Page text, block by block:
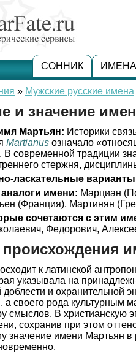
СОННИК ИМЕНА
» Мужские русские имена
и значение
Мартьян: Историки
Martianus означало
современной традиции
стержня,
ласкательные
имени: Марциан
(Франция), Мартинян
сочетаются с этим
Федорович,
происхождения
к латинской
указывала на
и охранительной
своего рода культурным
смыслов. В христианскую
сохранив при этом
значение имени Мартьян в